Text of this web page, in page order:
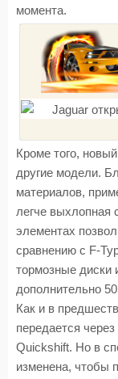
момента.
Кроме того,
другие модели.
материалов,
легче выхлопная
элементах
сравнению с F-
тормозные диски
дополнительно 50
Как и в
передается
Quickshift. Но в
изменена, чтобы